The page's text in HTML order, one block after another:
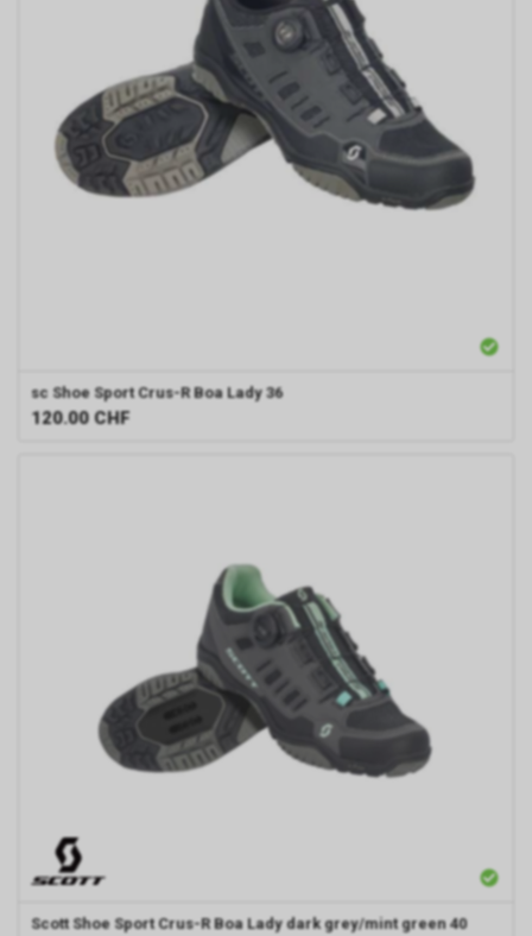
sc Shoe Sport Crus-R Boa Lady 36
120.00 CHF
Scott Shoe Sport Crus-R Boa Lady dark grey/mint green 40